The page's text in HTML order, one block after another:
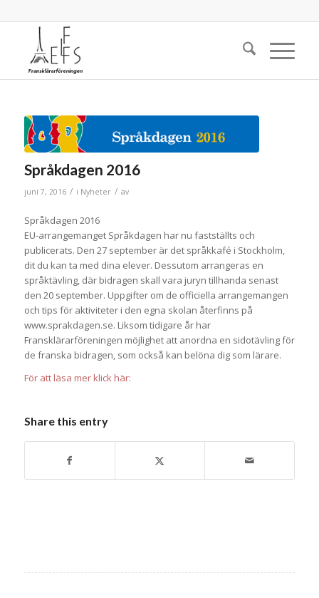
Språkdagen 2016
juni 7, 2016 / i Nyheter / av
Språkdagen 2016
EU-arrangemanget Språkdagen har nu fastställts och
publicerats. Den 27 september är det språkkafé i Stockholm,
dit du kan ta med dina elever. Dessutom arrangeras en
språktävling, där bidragen skall vara juryn tillhanda senast
den 20 september. Uppgifter om de officiella arrangemangen
och tips för aktiviteter i den egna skolan återfinns på
www.sprakdagen.se. Liksom tidigare år har
Fransklärarföreningen möjlighet att anordna en sidotävling för
de franska bidragen, som också kan belöna dig som lärare.
För att läsa mer klick här:
Share this entry